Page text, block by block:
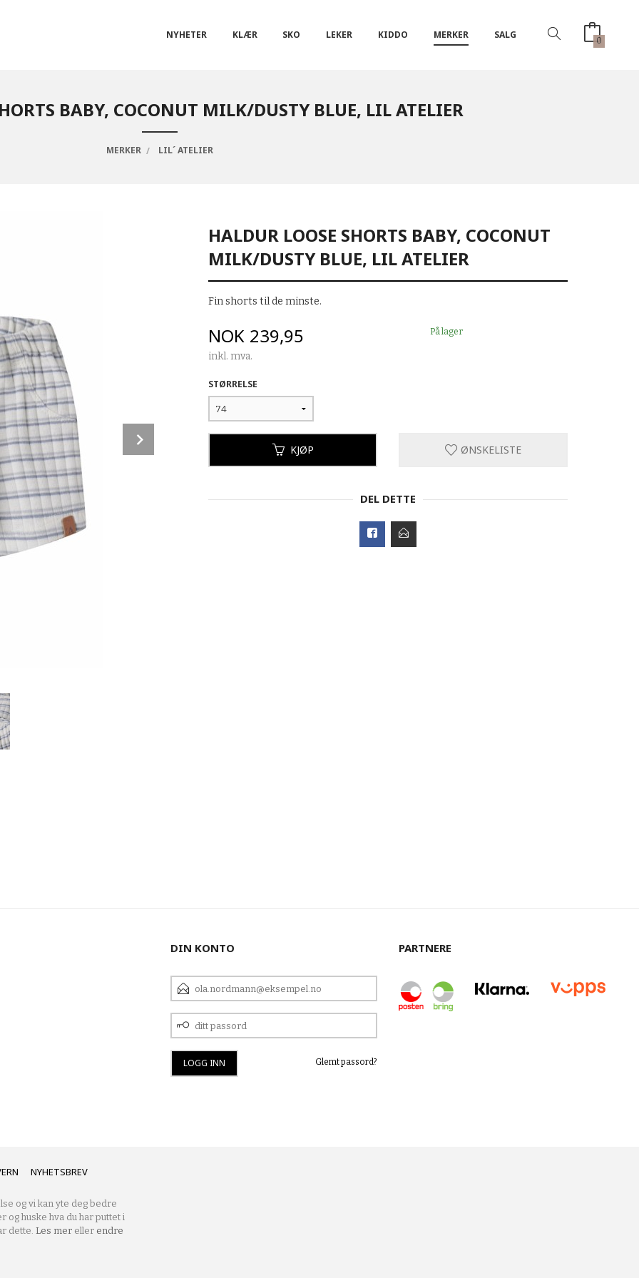
NYHETER KLÆR SKO LEKER KIDDO MERKER SALG 0
BABY, COCONUT MILK/DUSTY BLUE, LIL ATELIER
MERKER LIL´ ATELIER
HALDUR LOOSE SHORTS BABY, COCONUT
MILK/DUSTY BLUE, LIL ATELIER
Fin shorts til de minste.
Pris
NOK 239,95
inkl. mva.
På lager
STØRRELSE
KJØP ØNSKELISTE
DEL DETTE
DIN KONTO
E-
POSTADRESSE
DITT
PASSORD
Glemt passord?
PARTNERE
NYHETSBREV
og vi kan yte deg bedre
og huske hva du har puttet i
dette. Les mer eller endre